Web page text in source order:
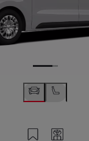
Zapisz na swoim